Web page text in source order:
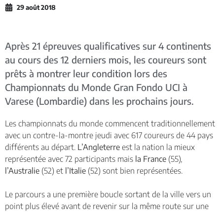
29 août 2018
Après 21 épreuves qualificatives sur 4 continents
au cours des 12 derniers mois, les coureurs sont
prêts à montrer leur condition lors des
Championnats du Monde Gran Fondo UCI à
Varese (Lombardie) dans les prochains jours.
Les championnats du monde commencent traditionnellement
avec un contre-la-montre jeudi avec 617 coureurs de 44 pays
différents au départ. L’Angleterre est la nation la mieux
représentée avec 72 participants mais la France (55),
l’Australie (52) et l’Italie (52) sont bien représentées.
Le parcours a une première boucle sortant de la ville vers un
point plus élevé avant de revenir sur la même route sur une